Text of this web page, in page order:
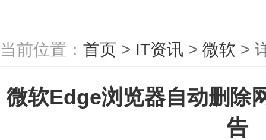
当前位置： 首页 > IT资讯 > 微软 >
微软Edge浏览器自动删除
告